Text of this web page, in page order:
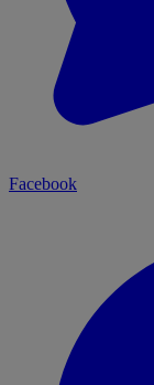
Facebook